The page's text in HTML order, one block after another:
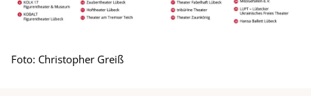
Foto: Christopher Greiß